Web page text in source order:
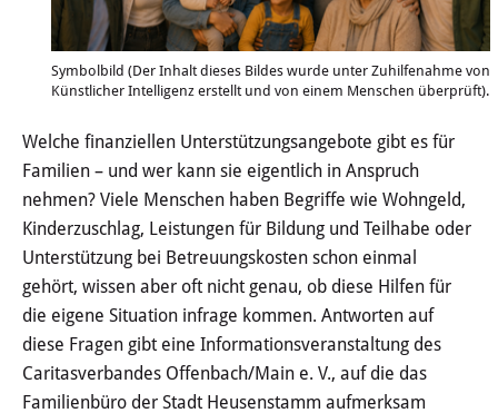
Symbolbild (Der Inhalt dieses Bildes wurde unter Zuhilfenahme von
Künstlicher Intelligenz erstellt und von einem Menschen überprüft).
Welche finanziellen Unterstützungsangebote gibt es für
Familien – und wer kann sie eigentlich in Anspruch
nehmen? Viele Menschen haben Begriffe wie Wohngeld,
Kinderzuschlag, Leistungen für Bildung und Teilhabe oder
Unterstützung bei Betreuungskosten schon einmal
gehört, wissen aber oft nicht genau, ob diese Hilfen für
die eigene Situation infrage kommen. Antworten auf
diese Fragen gibt eine Informationsveranstaltung des
Caritasverbandes Offenbach/Main e. V., auf die das
Familienbüro der Stadt Heusenstamm aufmerksam
Karriere & Ausbildung
Steuern & Gebühren
Ehrungen
Haushalt
Sitzungsinfo
Gremien
Kinder- und Jugendparlament